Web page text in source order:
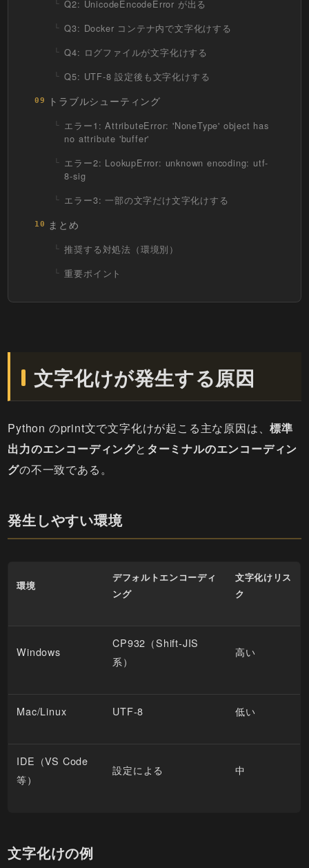
Q2: UnicodeEncodeError が出る
Q3: Docker コンテナ内で文字化けする
Q4: ログファイルが文字化けする
Q5: UTF-8 設定後も文字化けする
09 トラブルシューティング
エラー1: AttributeError: 'NoneType' object has
no attribute 'buffer'
エラー2: LookupError: unknown encoding: utf-
8-sig
エラー3: 一部の文字だけ文字化けする
10 まとめ
推奨する対処法（環境別）
重要ポイント
文字化けが発生する原因
Python のprint文で文字化けが起こる主な原因は、標準
出力のエンコーディングと ターミナルのエンコーディン
グの不一致である。
発生しやすい環境
環境
デフォルトエンコーディ
ング
文字化けリス
ク
Windows
CP932（Shift-JIS
系）
高い
Mac/Linux UTF-8 低い
IDE（VS Code
等）
設定による 中
文字化けの例